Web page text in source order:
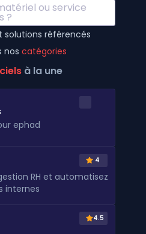
ou service
?
solutions référencés
nos catégories
ephad
4
RH et automatisez
internes
4.5
à la une